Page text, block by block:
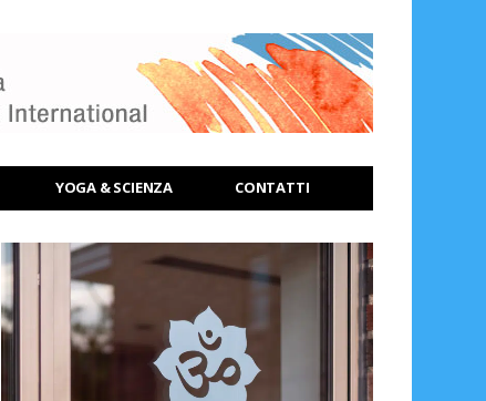
YOGA & SCIENZA CONTATTI